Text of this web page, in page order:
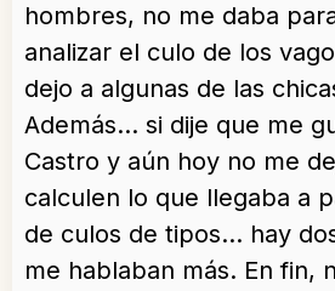
hombres, no me daba
analizar el culo de los
dejo a algunas de las
Además… si dije que me
Castro y aún hoy no me
calculen lo que llegaba a
de culos de tipos… hay
me hablaban más. En fin,